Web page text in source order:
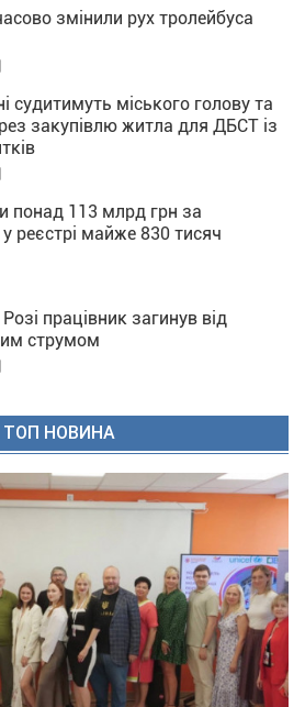
змінили рух тролейбуса
судитимуть міського голову та
закупівлю житла для ДБСТ із
понад 113 млрд грн за
реєстрі майже 830 тисяч
працівник загинув від
струмом
ТОП НОВИНА